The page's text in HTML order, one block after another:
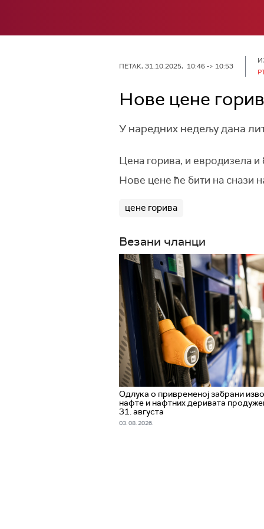
ПЕТАК, 31.10.2025, 10:46 -> 10:53
Нове цене
У наредних недељу дана
Цена горива, и евродизела и
Нове цене ће бити на снази
цене горива
Везани чланци
Одлука о привременој забрани
нафте и нафтних деривата
31. августа
03. 08. 2026.